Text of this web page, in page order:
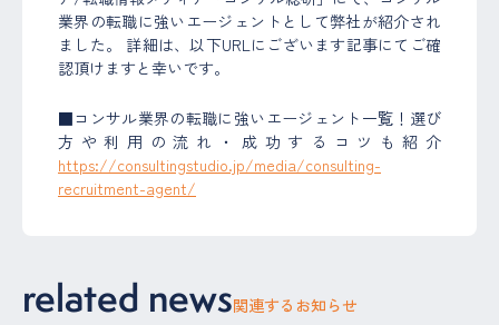
業界の転職に強いエージェントとして弊社が紹介され
ました。 詳細は、以下URLにございます記事にてご確
認頂けますと幸いです。
■コンサル業界の転職に強いエージェント一覧！選び
方や利用の流れ・成功するコツも紹介
https://consultingstudio.jp/media/consulting-
recruitment-agent/
related news関連するお知らせ